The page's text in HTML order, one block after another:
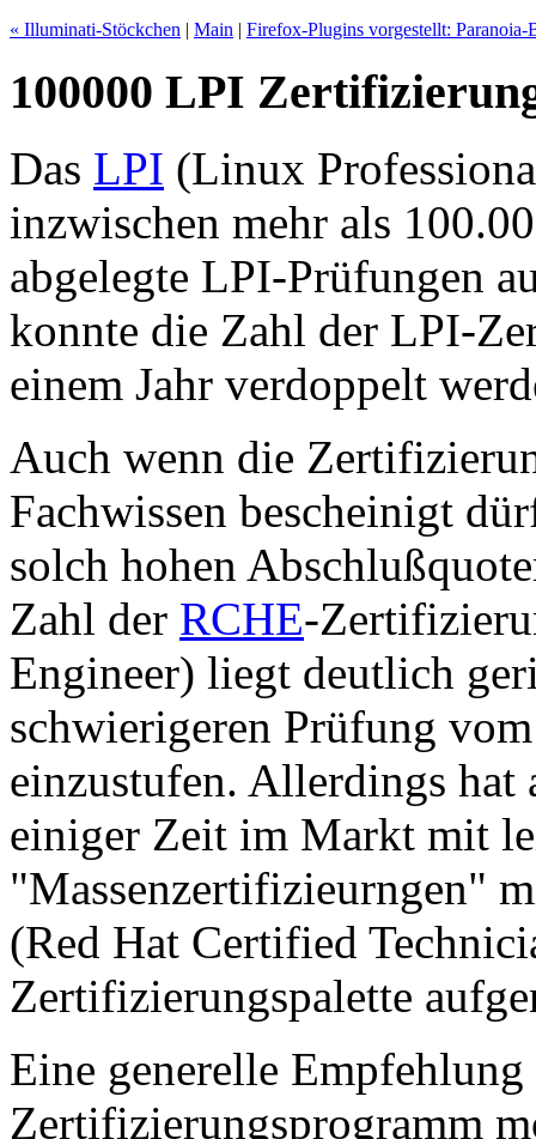
« Illuminati-Stöckchen | Main | Firefox-Plugins vorgestellt:
100000 LPI
Das LPI (Linux
inzwischen mehr als
abgelegte LPI-Prüfungen
konnte die Zahl der LPI-
einem Jahr verdoppelt
Auch wenn die
Fachwissen bescheinigt
solch hohen
Zahl der RCHE-
Engineer) liegt deutlich
schwierigeren Prüfung
einzustufen. Allerdings hat
einiger Zeit im Markt mit
"Massenzertifizieurngen"
(Red Hat Certified
Zertifizierungspalette
Eine generelle
Zertifizierungsprogramm